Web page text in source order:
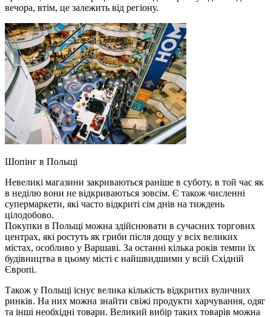
вечора, втім, це залежить від регіону.
Шопінг в Польщі
Невеликі магазини закриваються раніше в суботу, в той час як
в неділю вони не відкриваються зовсім. Є також численні
супермаркети, які часто відкриті сім днів на тиждень
цілодобово.
Покупки в Польщі можна здійснювати в сучасних торгових
центрах, які ростуть як гриби після дощу у всіх великих
містах, особливо у Варшаві. За останні кілька років темпи їх
будівництва в цьому місті є найшвидшими у всій Східній
Європі.
Також у Польщі існує велика кількість відкритих вуличних
ринків. На них можна знайти свіжі продукти харчування, одяг
та інші необхідні товари. Великий вибір таких товарів можна